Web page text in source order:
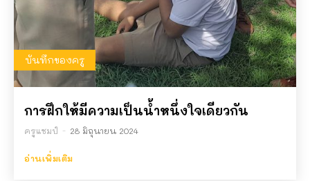
บันทึกของครู
การฝึกให้มีความเป็นน้ำหนึ่งใจเดียวกัน
ครูแชมป์ - 28 มิถุนายน 2024
อ่านเพิ่มเติม